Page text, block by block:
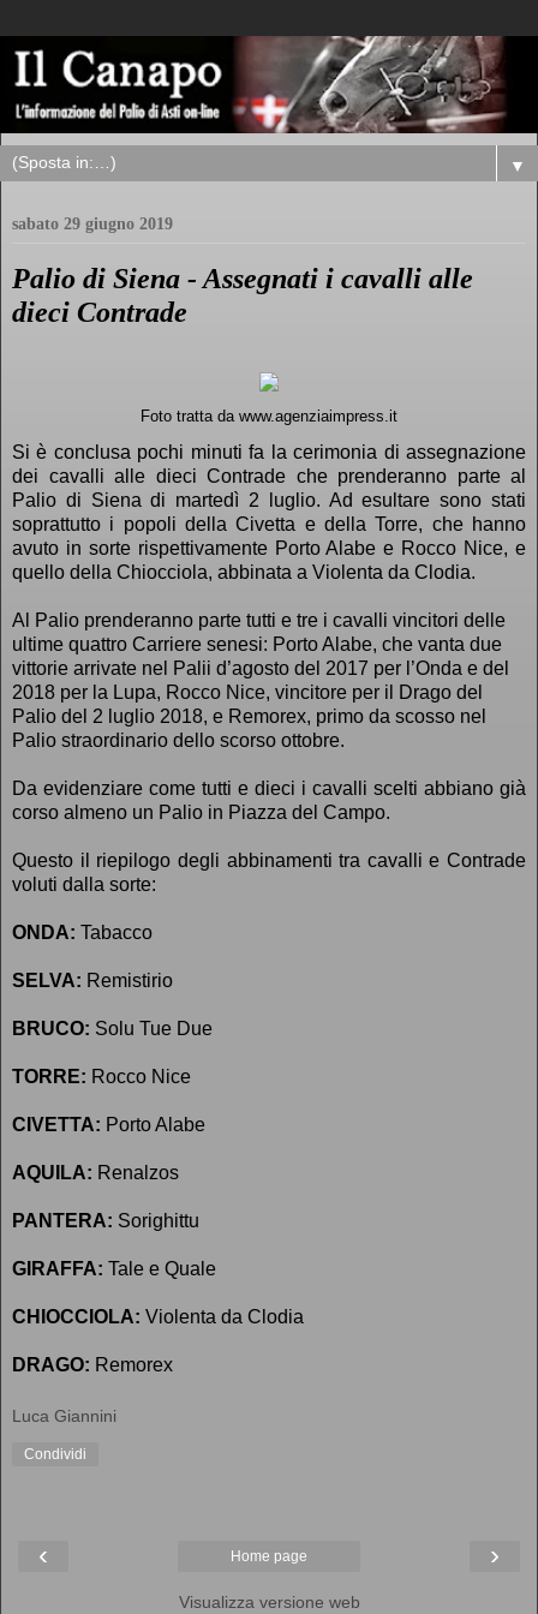
▼
sabato 29 giugno 2019
Palio di Siena - Assegnati i cavalli alle
dieci Contrade
Foto tratta da www.agenziaimpress.it
Si è conclusa pochi minuti fa la cerimonia di assegnazione
dei cavalli alle dieci Contrade che prenderanno parte al
Palio di Siena di martedì 2 luglio. Ad esultare sono stati
soprattutto i popoli della Civetta e della Torre, che hanno
avuto in sorte rispettivamente Porto Alabe e Rocco Nice, e
quello della Chiocciola, abbinata a Violenta da Clodia.
Al Palio prenderanno parte tutti e tre i cavalli vincitori delle
ultime quattro Carriere senesi: Porto Alabe, che vanta due
vittorie arrivate nel Palii d’agosto del 2017 per l’Onda e del
2018 per la Lupa, Rocco Nice, vincitore per il Drago del
Palio del 2 luglio 2018, e Remorex, primo da scosso nel
Palio straordinario dello scorso ottobre.
Da evidenziare come tutti e dieci i cavalli scelti abbiano già
corso almeno un Palio in Piazza del Campo.
Questo il riepilogo degli abbinamenti tra cavalli e Contrade
voluti dalla sorte:
ONDA: Tabacco
SELVA: Remistirio
BRUCO: Solu Tue Due
TORRE: Rocco Nice
CIVETTA: Porto Alabe
AQUILA: Renalzos
PANTERA: Sorighittu
GIRAFFA: Tale e Quale
CHIOCCIOLA: Violenta da Clodia
DRAGO: Remorex
Luca Giannini
Condividi
‹ ›
Home page
Visualizza versione web